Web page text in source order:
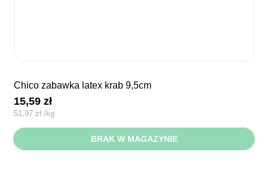
chico zabawka latex krab 9,5cm
15,59zł
51,97 zł /kg
BRAK W MAGAZYNIE